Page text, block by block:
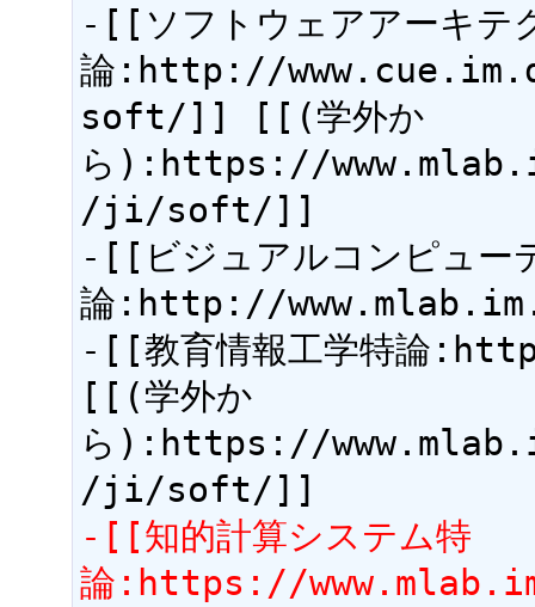
-[[ソフトウェアアーキテ
論:http://
soft/]] [[(学外か
ら):https://
/ji/soft/]]
-[[ビジュアルコンピュー
論:http://
-[[教育情報工学特論
[[(学外か
ら):https://
-[[知的計算システム特
論:https://